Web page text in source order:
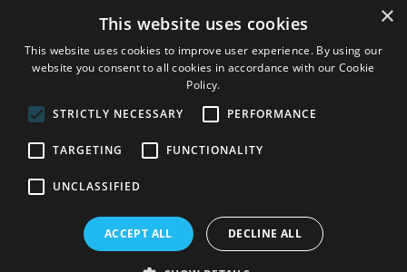
CINTURÓN DE MALLA DE POLIÉSTER
Henan Yiheng Mesh Belt Industry Co.,ltd
Declaración de privacidad
×
This website uses cookies
This website uses cookies to improve user experience. By using our
website you consent to all cookies in accordance with our Cookie
Policy.
STRICTLY NECESSARY
PERFORMANCE
TARGETING FUNCTIONALITY
UNCLASSIFIED
ACCEPT ALL DECLINE ALL